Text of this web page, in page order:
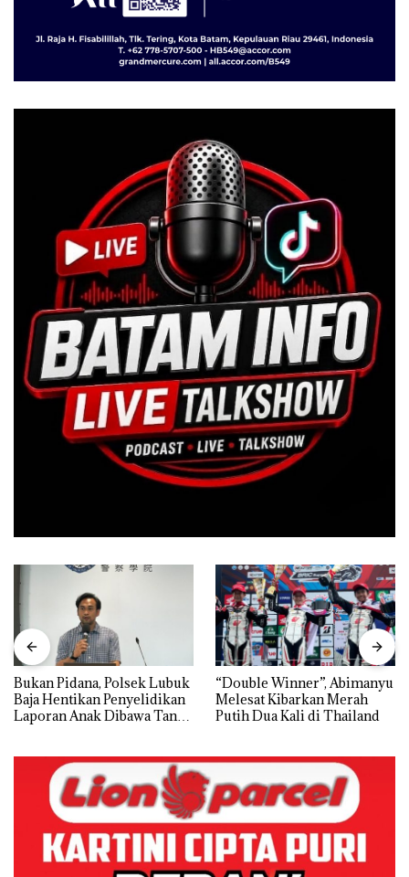
Bukan Pidana, Polsek Lubuk
Baja Hentikan Penyelidikan
Laporan Anak Dibawa Tanpa
“Double Winner”, Abimanyu
Melesat Kibarkan Merah
Putih Dua Kali di Thailand